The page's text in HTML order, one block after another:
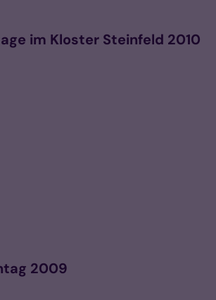
im Kloster Steinfeld 2010
2009